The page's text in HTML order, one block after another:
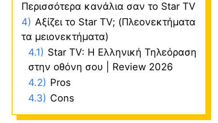
Περισσότερα κανάλια σαν το Star TV
4) Αξίζει το Star TV; (Πλεονεκτήματα
τα μειονεκτήματα)
4.1) Star TV: Η Ελληνική Τηλεόραση
στην οθόνη σου | Review 2026
4.2) Pros
4.3) Cons